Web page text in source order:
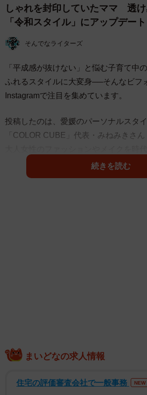
しゃれを封印していたママ 透
「令和スタイル」にアップデート
そんでなライターズ
「平成感が抜けない」と悩む子育て中
ふれるスタイルに大変身──そんなビフ
Instagramで注目を集めています。
投稿したのは、愛媛のパーソナルスタ
「COLOR CUBE」代表・みねみきさん
デートするアカウント「イメチェンさ
媛】」を運営しています。“脱・平成感
続きを読む
まいどなの求人情報
住宅の評価審査会社で一般事務 NEW